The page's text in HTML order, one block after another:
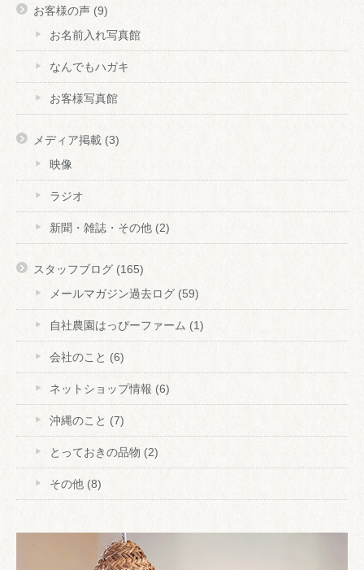
お客様の声 (9)
お名前入れ写真館
なんでもハガキ
お客様写真館
メディア掲載 (3)
映像
ラジオ
新聞・雑誌・その他 (2)
スタッフブログ (165)
メールマガジン過去ログ (59)
自社農園はっぴーファーム (1)
会社のこと (6)
ネットショップ情報 (6)
沖縄のこと (7)
とっておきの品物 (2)
その他 (8)